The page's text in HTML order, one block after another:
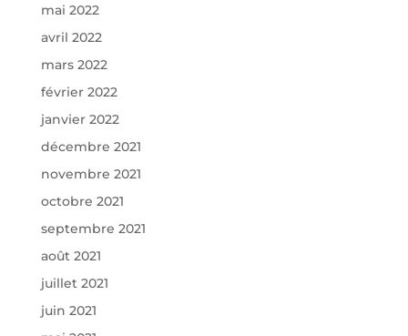
mai 2022
avril 2022
mars 2022
février 2022
janvier 2022
décembre 2021
novembre 2021
octobre 2021
septembre 2021
août 2021
juillet 2021
juin 2021